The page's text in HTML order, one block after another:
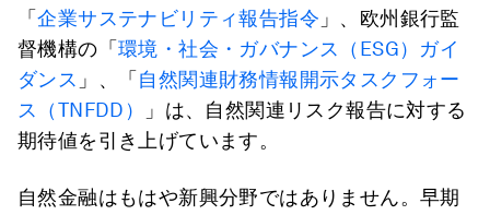
「企業サステナビリティ報告指令 」、欧州銀行監
督機構の「 環境・社会・ガバナンス（ESG）ガイ
ダンス 」、「 自然関連財務情報開示タスクフォー
ス（TNFDD）
」は、自然関連リスク報告に対する
期待値を引き上げています。
自然金融はもはや新興分野ではありません。早期